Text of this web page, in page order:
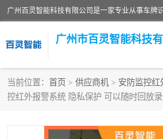
广州市百灵智能科技
当前位置： 首页 > 供应商机 > 安防监控红
控红外报警系统 隐私保护 可以随时回放
安防监控红外报警系统 车
人脸识别系统